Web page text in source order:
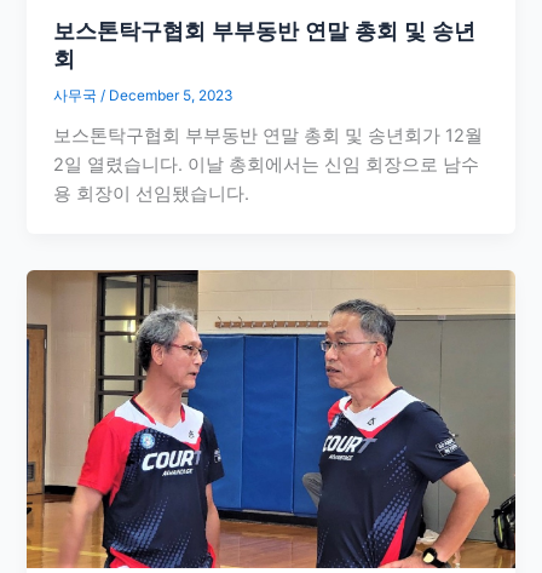
보스톤탁구협회 부부동반 연말 총회 및 송년
회
사무국 / December 5, 2023
보스톤탁구협회 부부동반 연말 총회 및 송년회가 12월
2일 열렸습니다. 이날 총회에서는 신임 회장으로 남수
용 회장이 선임됐습니다.